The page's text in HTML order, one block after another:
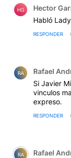
HG Hector
Habló
RESPONDER
RA Rafael
Si Javier
vinculos
expreso.
RESPONDER
Comentario de
RA Rafael